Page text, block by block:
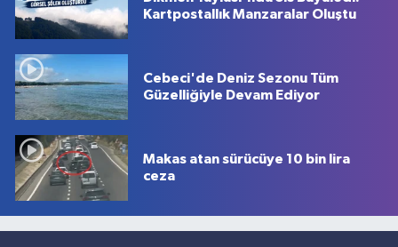
Kartpostallık Manzaralar Oluştu
Cebeci'de Deniz Sezonu Tüm
Güzelliğiyle Devam Ediyor
Makas atan sürücüye 10 bin lira
ceza